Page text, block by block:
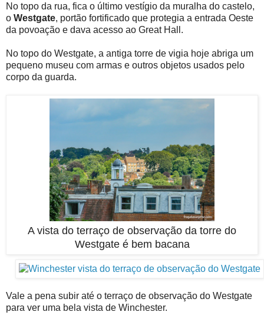
No topo da rua, fica o último vestígio da muralha do castelo,
o Westgate, portão fortificado que protegia a entrada Oeste
da povoação e dava acesso ao Great Hall.
No topo do Westgate, a antiga torre de vigia hoje abriga um
pequeno museu com armas e outros objetos usados pelo
corpo da guarda.
A vista do terraço de observação da torre do
Westgate é bem bacana
Vale a pena subir até o terraço de observação do Westgate
para ver uma bela vista de Winchester.